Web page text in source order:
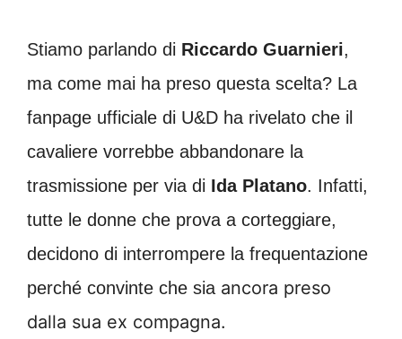
Stiamo parlando di Riccardo Guarnieri,
ma come mai ha preso questa scelta? La
fanpage ufficiale di U&D ha rivelato che il
cavaliere vorrebbe abbandonare la
trasmissione per via di Ida Platano. Infatti,
tutte le donne che prova a corteggiare,
decidono di interrompere la frequentazione
perché convinte che siaancora preso
dalla sua ex compagna.